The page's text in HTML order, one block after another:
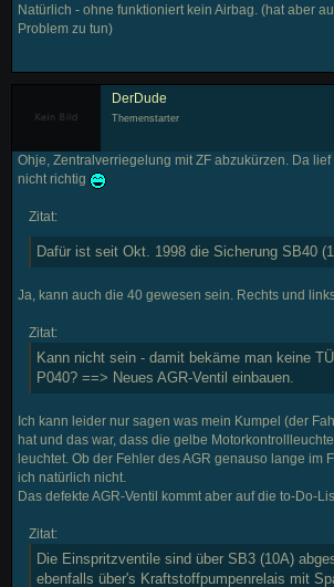
Natürlich - ohne funktioniert kein Airbag. (hat aber
Problem zu tun)
DerDude
Themenstarter
Ohje, Zentralverriegelung mit ZF abzukürzen. Da
nicht richtig
Zitat:
Dafür ist seit Okt. 1998 die Sicherung SB40
Ja, kann auch die 40 gewesen sein. Rechts und
Zitat:
Kann nicht sein - damit bekäme man keine
P040? ==> Neues AGR-Ventil einbauen.
Ich kann leider nur sagen was mein Kumpel (der
hat und das war, dass die gelbe
leuchtet. Ob der Fehler des AGR genauso lange im
ich natürlich nicht.
Das defekte AGR-Ventil kommt aber auf die to-Do-
Zitat:
Die Einspritzventile sind über SB3 (10A)
ebenfalls über's Kraftstoffpumpenrelais mit